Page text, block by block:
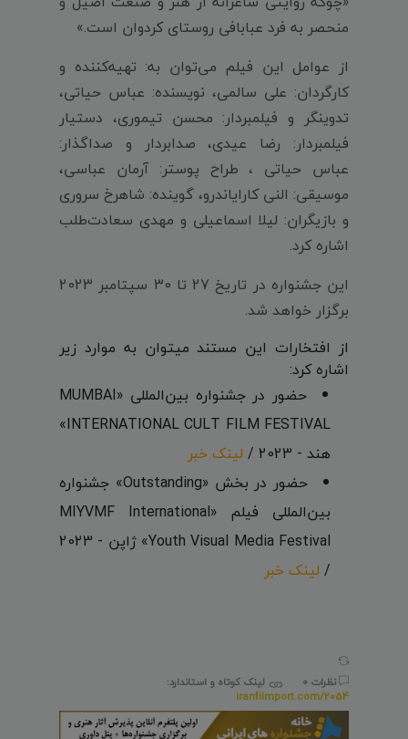
منحصر به فرد عبابافی روستای کردوان است.»
از عوامل این فیلم می‌توان به: تهیه‌کننده و
کارگردان: علی سالمی، نویسنده: عباس حیاتی،
تدوینگر و فیلمبردار: محسن تیموری، دستیار
فیلمبردار: رضا عیدی، صدابردار و صداگذار:
عباس حیاتی ، طراح پوستر: آرمان عباسی،
موسیقی: النی کارایاندرو، گوینده: شاهرخ سروری
و بازیگران: لیلا اسماعیلی و مهدی سعادت‌طلب
اشاره کرد.
این جشنواره در تاریخ 27 تا 30 سپتامبر 2023
برگزار خواهد شد.
از افتخارات این مستند میتوان به موارد زیر
اشاره کرد:
حضور در جشنواره بین‌المللی «MUMBAI
INTERNATIONAL CULT FILM FESTIVAL»
هند - 2023 /
لینک خبر
حضور در بخش «Outstanding» جشنواره
بین‌المللی فیلم «MIYVMF International
Youth Visual Media Festival» ژاپن - 2023
/ لینک خبر
نظرات 0
لینک کوتاه و استاندارد:
iranfilmport.com/2054